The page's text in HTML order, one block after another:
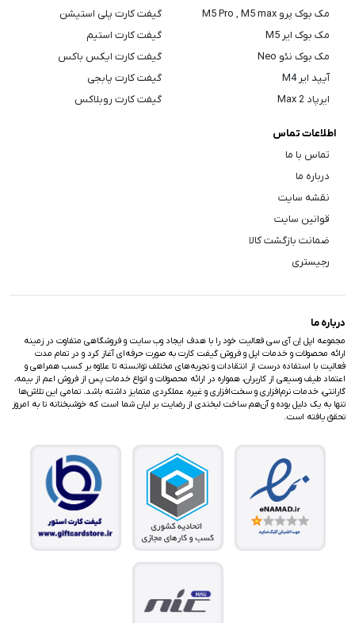
مک بوک پرو M5 Pro , M5 max
مک بوک ایر M5
مک بوک نئو Neo
آیپد ایر M4
ایرپاد Max 2
گیفت کارت پلی استیشن
گیفت کارت استیم
گیفت کارت ایکس باکس
گیفت کارت پابجی
گیفت کارت روبلاکس
اطلاعات تماس
تماس با ما
درباره ما
نقشه سایت
قوانین سایت
ضمانت بازگشت کالا
رجیستری
درباره ما
مجموعه اپل اِن آی سی فعالیت خود را با هدف ایجاد وب سایت و فروشگاهی متفاوت در زمینه
ارائه محصولات و خدمات اپل و فروش گیفت کارت به صورت حرفه‌ای آغاز کرد و در تمام مدت
فعالیت با استفاده درست از انتقادات و تجربه‌های مختلف توانسته تا علاوه بر کسب همراهی و
اعتماد طیف وسیعی از کاربران، همواره در ارائه محصولات و انواع خدمات پس از فروش اعم از بیمه،
گارانتی، خدمات نرم‌افزاری و سخت‌افزاری و غیره، عملکردی متمایز داشته باشد. تمامی این تلاش‌ها
تنها به یک دلیل بوده و آن‌هم ساخت لبخندی از رضایت بر لبان شما است که خوشبختانه تا به امروز
تحقق یافته است.